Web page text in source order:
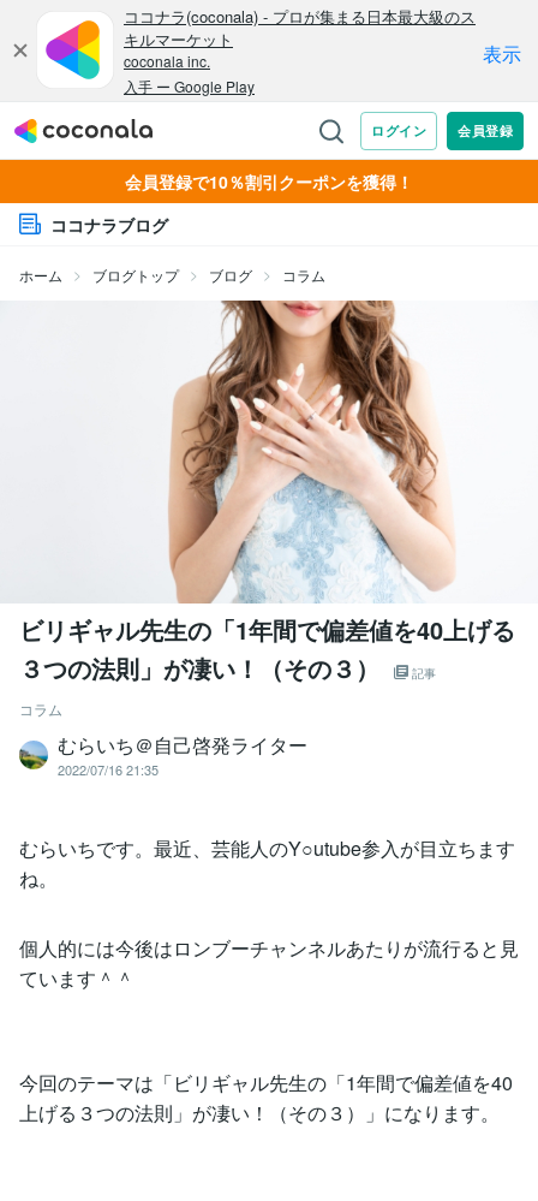
会員登録で10％割引クーポンを獲得！
ココナラブログ
ホーム ブログトップ ブログ コラム
ビリギャル先生の「1年間で偏差値を40上げる
３つの法則」が凄い！（その３）
記事
コラム
むらいち＠自己啓発ライター
2022/07/16 21:35
むらいちです。最近、芸能人のY○utube参入が目立ちます
ね。
個人的には今後はロンブーチャンネルあたりが流行ると見
ています＾＾
今回のテーマは「ビリギャル先生の「1年間で偏差値を40
上げる３つの法則」が凄い！（その３）」になります。